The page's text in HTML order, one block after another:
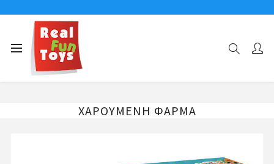
Αρχική σελίδα
Παιδικά Puzzle
ΧΑΡΟΥΜΕΝΗ ΦΑΡΜΑ